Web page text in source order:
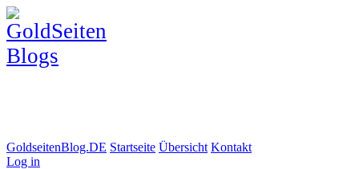
GoldseitenBlog.DE Startseite Übersicht Kontakt
Log in